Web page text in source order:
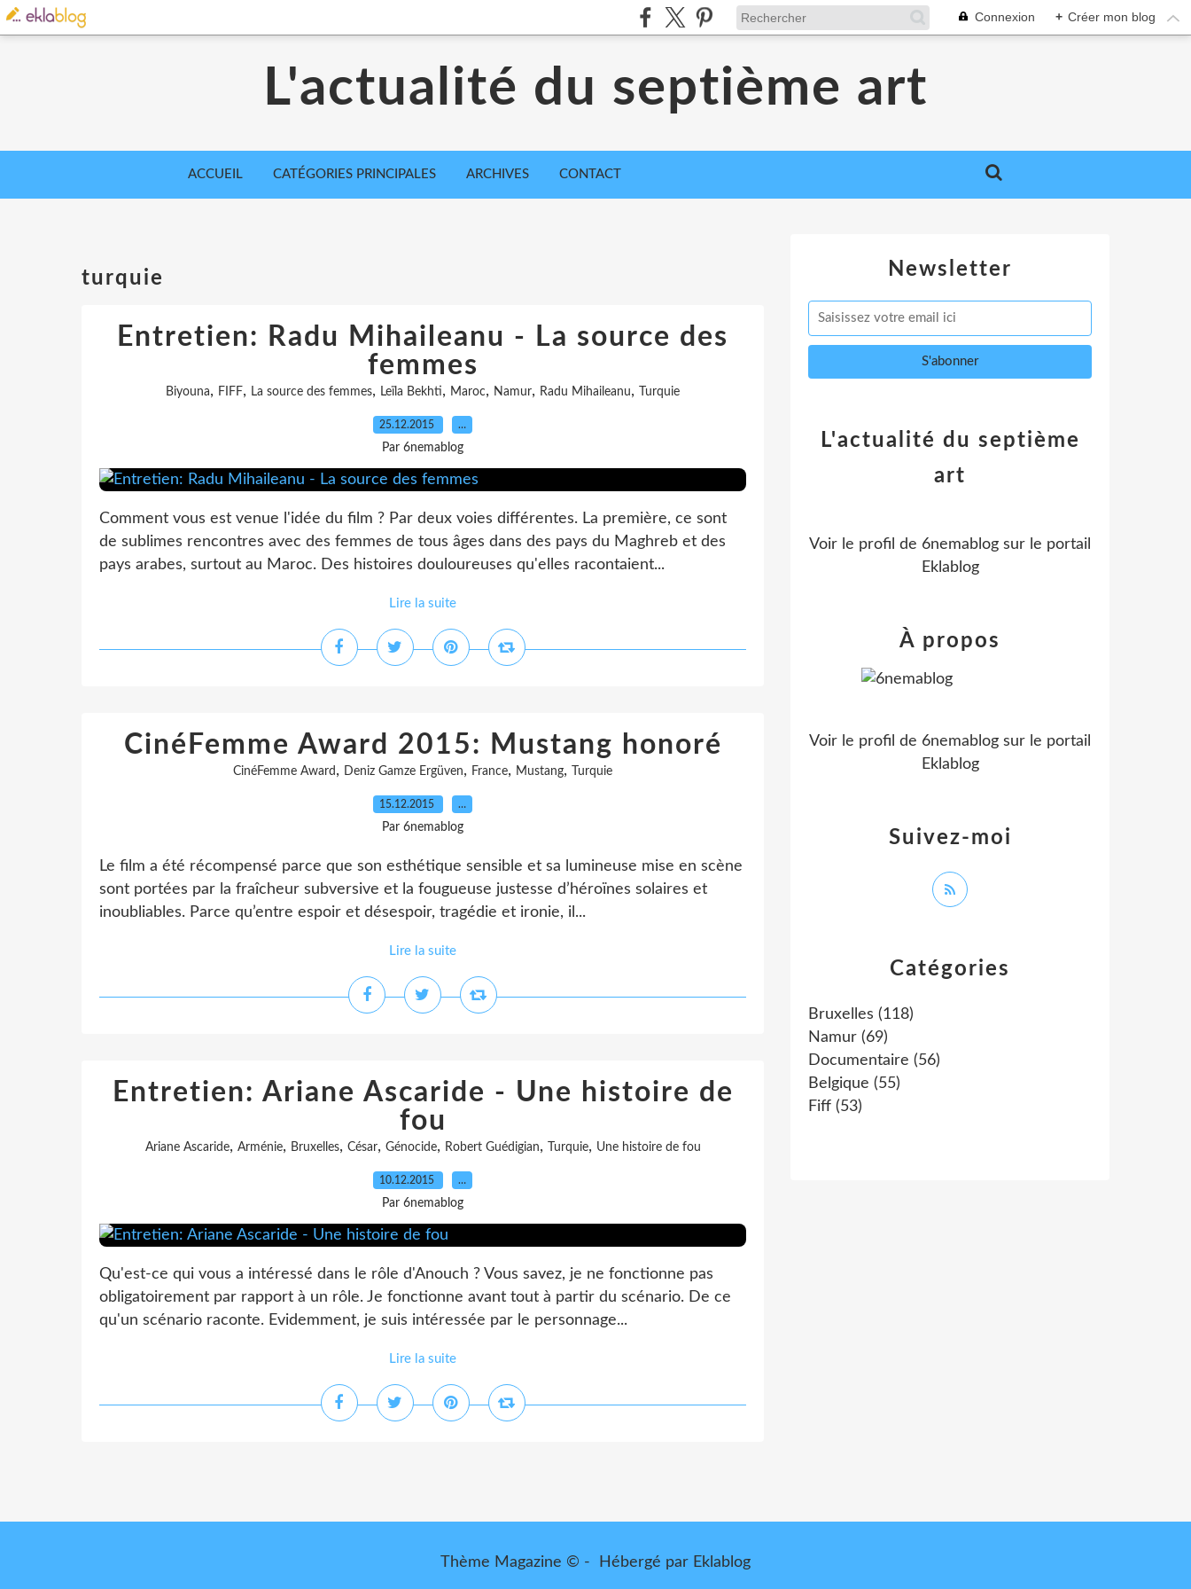
Connexion + Créer mon blog
L'actualité du septième art
ACCUEIL CATÉGORIES PRINCIPALES ARCHIVES CONTACT
turquie
Entretien: Radu Mihaileanu - La source des
femmes
Biyouna, FIFF, La source des femmes, Leïla Bekhti, Maroc, Namur, Radu Mihaileanu, Turquie
25.12.2015 …
Par 6nemablog
Comment vous est venue l'idée du film ? Par deux voies différentes. La première, ce sont
de sublimes rencontres avec des femmes de tous âges dans des pays du Maghreb et des
pays arabes, surtout au Maroc. Des histoires douloureuses qu'elles racontaient...
Lire la suite
CinéFemme Award 2015: Mustang honoré
CinéFemme Award , Deniz Gamze Ergüven, France, Mustang, Turquie
15.12.2015 …
Par 6nemablog
Le film a été récompensé parce que son esthétique sensible et sa lumineuse mise en scène
sont portées par la fraîcheur subversive et la fougueuse justesse d’héroïnes solaires et
inoubliables. Parce qu’entre espoir et désespoir, tragédie et ironie, il...
Lire la suite
Entretien: Ariane Ascaride - Une histoire de
fou
Ariane Ascaride, Arménie, Bruxelles, César, Génocide, Robert Guédigian, Turquie, Une histoire de fou
10.12.2015 …
Par 6nemablog
Qu'est-ce qui vous a intéressé dans le rôle d'Anouch ? Vous savez, je ne fonctionne pas
obligatoirement par rapport à un rôle. Je fonctionne avant tout à partir du scénario. De ce
qu'un scénario raconte. Evidemment, je suis intéressée par le personnage...
Lire la suite
Newsletter
Catégories
Bruxelles (118)
Namur (69)
Documentaire (56)
Belgique (55)
Fiff (53)
L'actualité du septième
art
Voir le profil de 6nemablog sur le portail
Eklablog
Suivez-moi
À propos
Voir le profil de 6nemablog sur le portail
Eklablog
Thème Magazine © - Hébergé par Eklablog